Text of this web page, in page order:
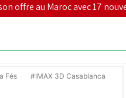
17 nouvelles lignes pour
Fés #IMAX 3D Casablanca